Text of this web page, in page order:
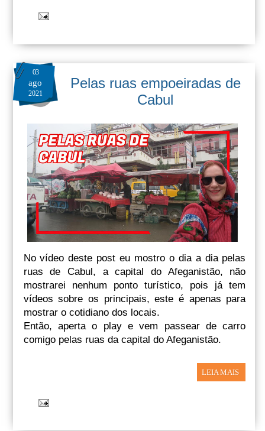
03
ago
2021
Pelas ruas empoeiradas de
Cabul
No vídeo deste post eu mostro o dia a dia pelas
ruas de Cabul, a capital do Afeganistão, não
mostrarei nenhum ponto turístico, pois já tem
vídeos sobre os principais, este é apenas para
mostrar o cotidiano dos locais.
Então, aperta o play e vem passear de carro
comigo pelas ruas da capital do Afeganistão.
LEIA MAIS